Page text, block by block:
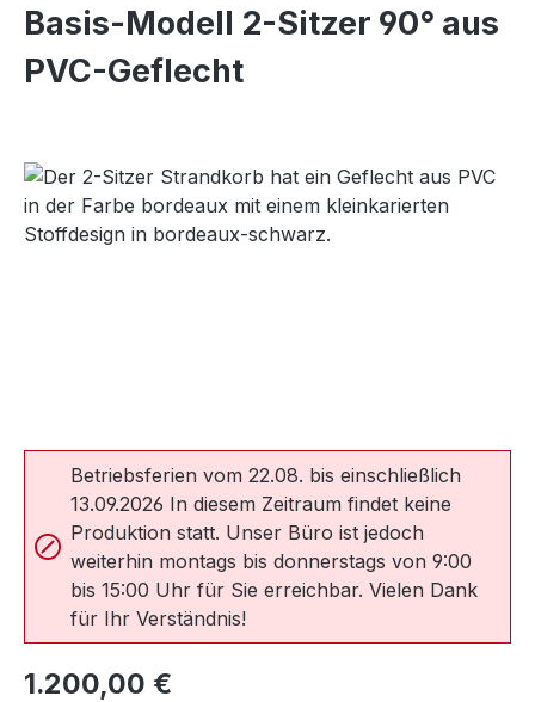
Basis-Modell 2-Sitzer 90° aus
PVC-Geflecht
Bildergalerie überspringen
Betriebsferien vom 22.08. bis einschließlich
13.09.2026 In diesem Zeitraum findet keine
Produktion statt. Unser Büro ist jedoch
weiterhin montags bis donnerstags von 9:00
bis 15:00 Uhr für Sie erreichbar. Vielen Dank
für Ihr Verständnis!
Regulärer Preis:
1.200,00 €